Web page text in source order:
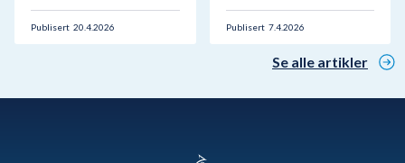
Publisert 20.4.2026 Publisert 7.4.2026
Se alle artikler